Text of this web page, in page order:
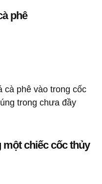
phê
cà phê vào trong cốc
trong chưa đầy
một chiếc cốc thủy